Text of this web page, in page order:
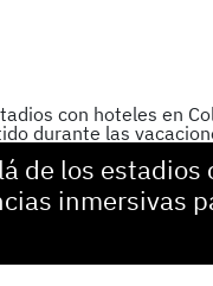
de los estadios
inmersivas